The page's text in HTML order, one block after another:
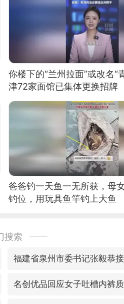
你楼下的“兰州拉面”或改名“
津72家面馆已集体更换招牌
爸爸钓一天鱼一无所获，母
钓位，用玩具鱼竿钓上大鱼
搜索
名创优品回应女子吐槽内裤